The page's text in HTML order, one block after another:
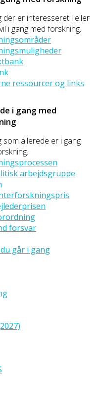
der er interesseret i eller
i gang med forskning.
ressourcer og links
i gang med
som allerede er i gang
arbejdsgruppe
forsvar
går i gang